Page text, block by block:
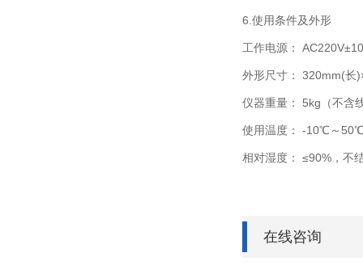
6.使用条件及外形
工作电源：
外形尺寸： 320mm(长
仪器重量： 5kg（不含
使用温度： -10℃～
相对湿度： ≤90%，不
在线咨询